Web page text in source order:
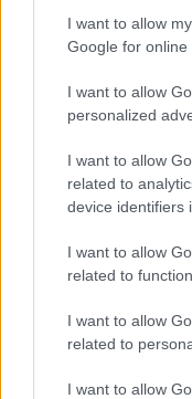
I want to allow
Google for online
I want to allow
personalized
I want to allow
related to
device identifiers
I want to allow
related to
I want to allow
related to
I want to allow
Augusztus első
megtelik élettel,
Brandnyúl mini disco
Ilyen még nem volt:
Kertben!
Beindult az
A világon évente
- csaknem 17 millió